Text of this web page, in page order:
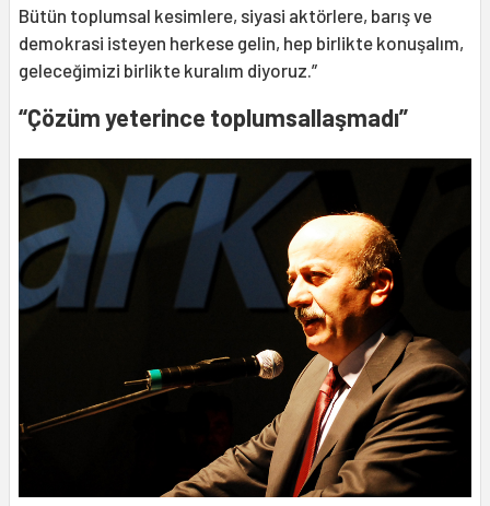
Bütün toplumsal kesimlere, siyasi aktörlere, barış ve
demokrasi isteyen herkese gelin, hep birlikte konuşalım,
geleceğimizi birlikte kuralım diyoruz.”
“Çözüm yeterince toplumsallaşmadı”